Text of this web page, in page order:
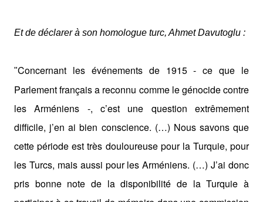
Et de déclarer à son homologue turc, Ahmet Davutoglu :
"Concernant les événements de 1915 - ce que le
Parlement français a reconnu comme le génocide contre
les Arméniens -, c’est une question extrêmement
difficile, j’en ai bien conscience. (…) Nous savons que
cette période est très douloureuse pour la Turquie, pour
les Turcs, mais aussi pour les Arméniens. (…) J’ai donc
pris bonne note de la disponibilité de la Turquie à